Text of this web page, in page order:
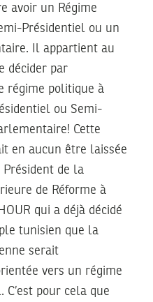
avoir un Régime
Présidentiel ou un
Il appartient au
décider par
régime politique à
ou Semi-
Cette
en aucun être laissée
de la
de Réforme à
qui a déjà décidé
tunisien que la
serait
vers un régime
C’est pour cela que